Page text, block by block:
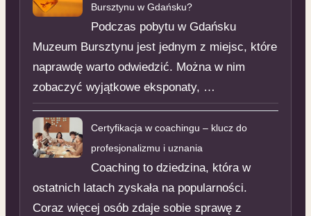
Bursztynu w Gdańsku?
Podczas pobytu w Gdańsku
Muzeum Bursztynu jest jednym z miejsc, które
naprawdę warto odwiedzić. Można w nim
zobaczyć wyjątkowe eksponaty, …
Certyfikacja w coachingu – klucz do
profesjonalizmu i uznania
Coaching to dziedzina, która w
ostatnich latach zyskała na popularności.
Coraz więcej osób zdaje sobie sprawę z